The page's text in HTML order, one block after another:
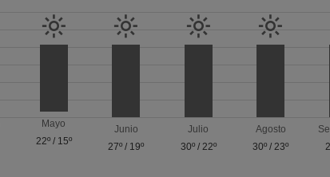
Mayo
22º/ 15º
Junio
27º / 19º
Julio
30º/ 22º
Agosto
30º /23º